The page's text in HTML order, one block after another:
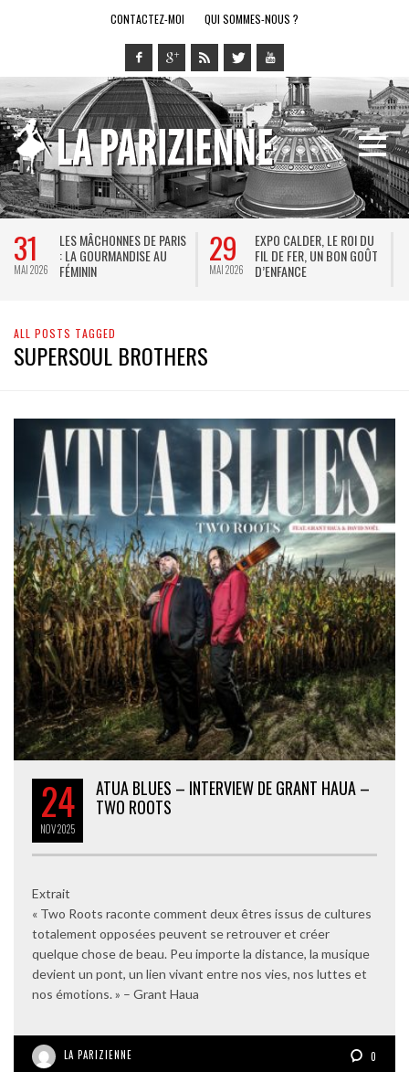
CONTACTEZ-MOI QUI SOMMES-NOUS ?
31
MAI 2026
LES MÂCHONNES DE PARIS
: LA GOURMANDISE AU
FÉMININ
29
MAI 2026
EXPO CALDER, LE ROI DU
FIL DE FER, UN BON GOÛT
D’ENFANCE
ALL POSTS TAGGED
SUPERSOUL BROTHERS
24
NOV2025
ATUA BLUES – INTERVIEW DE GRANT HAUA –
TWO ROOTS
Extrait
« Two Roots raconte comment deux êtres issus de cultures
totalement opposées peuvent se retrouver et créer
quelque chose de beau. Peu importe la distance, la musique
devient un pont, un lien vivant entre nos vies, nos luttes et
nos émotions. » – Grant Haua
LA PARIZIENNE 0